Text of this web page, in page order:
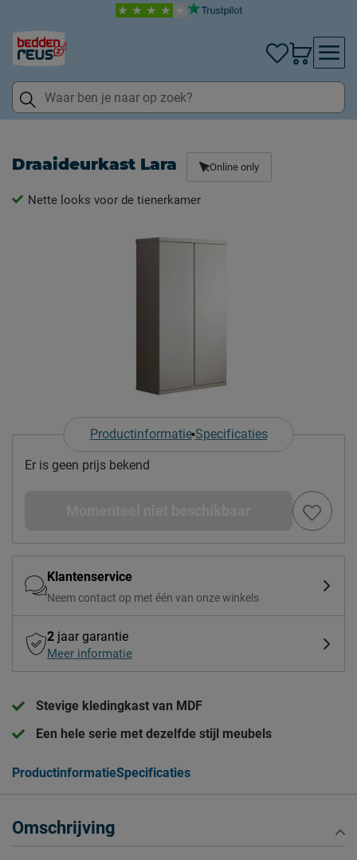
Draaideurkast Lara Online only
Nette looks voor de tienerkamer
Productinformatie Specificaties
Er is geen prijs bekend
Klantenservice
Neem contact op met één van onze winkels
2 jaar garantie
Meer informatie
Stevige kledingkast van MDF
Een hele serie met dezelfde stijl meubels
ProductinformatieSpecificaties
Omschrijving